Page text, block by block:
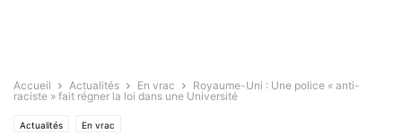
Accueil Actualités En vrac
Royaume-Uni : Une police « anti-
raciste » fait régner la loi dans une Université
Actualités En vrac